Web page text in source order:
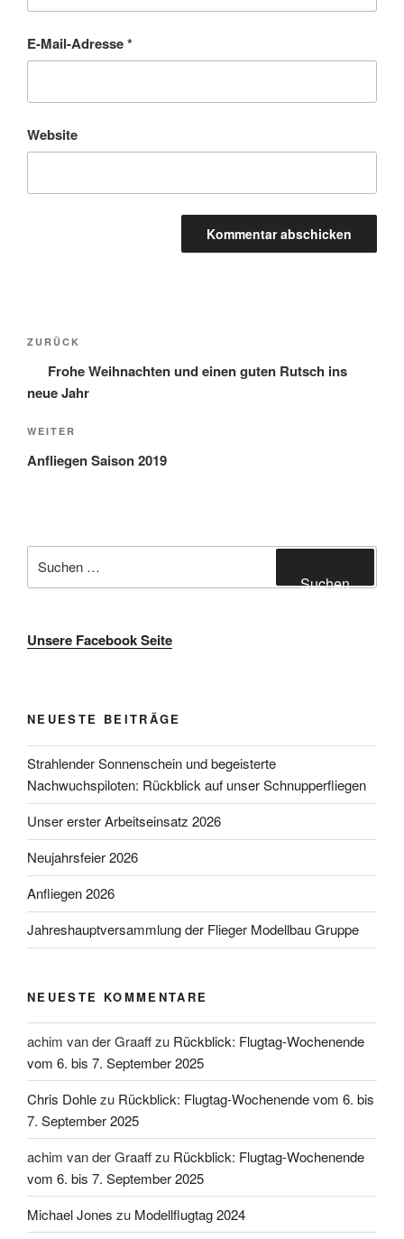
E-Mail-Adresse*
Website
Beitragsnavigation
Vorheriger
Beitrag
ZURÜCK
Frohe Weihnachten und einen guten Rutsch ins
neue Jahr
Nächster
Beitrag
WEITER
Anfliegen Saison 2019
nach:
Suchen
Unsere Facebook Seite
NEUESTE BEITRÄGE
Strahlender Sonnenschein und begeisterte
Nachwuchspiloten: Rückblick auf unser Schnupperfliegen
Unser erster Arbeitseinsatz 2026
Neujahrsfeier 2026
Anfliegen 2026
Jahreshauptversammlung der Flieger Modellbau Gruppe
NEUESTE KOMMENTARE
achim van der Graaffzu Rückblick: Flugtag-Wochenende
vom 6. bis 7. September 2025
Chris Dohlezu Rückblick: Flugtag-Wochenende vom 6. bis
7. September 2025
achim van der Graaffzu Rückblick: Flugtag-Wochenende
vom 6. bis 7. September 2025
Michael Jones zu Modellflugtag 2024